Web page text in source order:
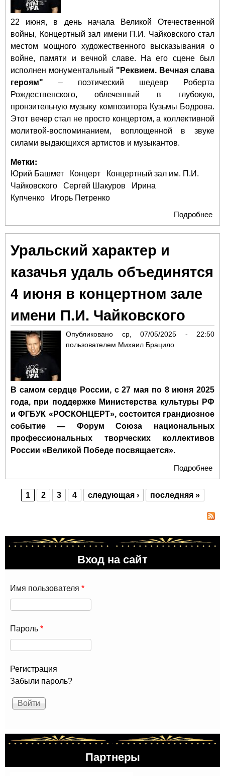
22 июня, в день начала Великой Отечественной
войны, Концертный зал имени П.И. Чайковского стал
местом мощного художественного высказывания о
войне, памяти и вечной славе. На его сцене был
исполнен монументальный "Реквием. Вечная слава
героям" – поэтический шедевр Роберта
Рождественского, облеченный в глубокую,
пронзительную музыку композитора Кузьмы Бодрова.
Этот вечер стал не просто концертом, а коллективной
молитвой-воспоминанием, воплощенной в звуке
силами выдающихся артистов и музыкантов.
Метки:
Юрий Башмет Концерт
Концертный зал им. П.И.
Чайковского
Сергей Шакуров
Ирина
Купченко
Игорь Петренко
Подробнее
Уральский характер и
казачья удаль объединятся
4 июня в концертном зале
имени П.И. Чайковского
Опубликовано ср, 07/05/2025 - 22:50
пользователем Михаил Брацило
В самом сердце России, с 27 мая по 8 июня 2025
года, при поддержке Министерства культуры РФ
и ФГБУК «РОСКОНЦЕРТ», состоится грандиозное
событие — Форум Союза национальных
профессиональных творческих коллективов
России «Великой Победе посвящается».
Подробнее
Страницы
1 2 3 4 следующая › последняя »
Вход на сайт
Имя пользователя *
Пароль *
Регистрация
Забыли пароль?
Партнеры